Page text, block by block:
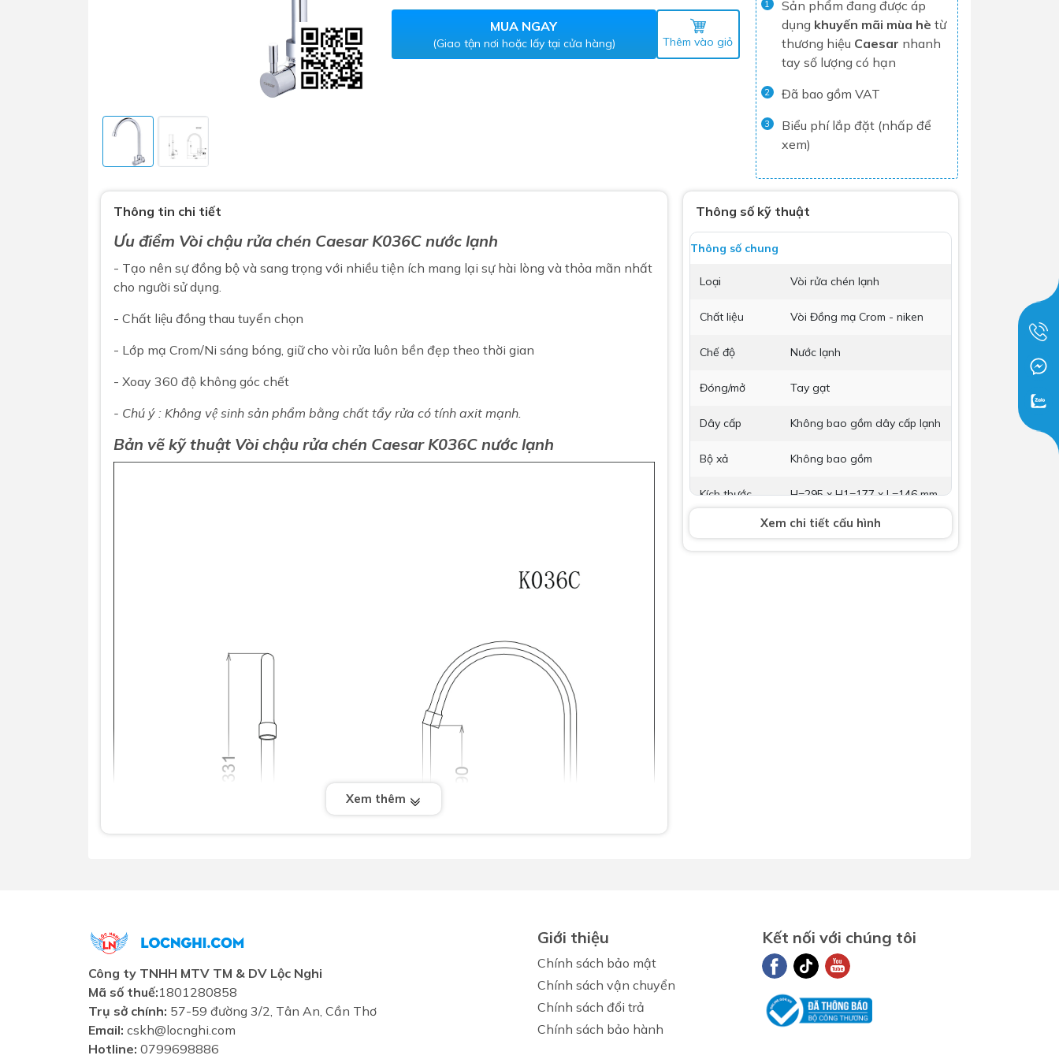
Máy nước nóng gián tiếp
Tủ lạnh
Máy rửa chén
Nồi chiên không dầu
Nồi cơm điện
Gia dụng
Gương nhà vệ sinh - nhà tắm
Máy sấy tay
Nắp bồn cầu
Nắp điện tử
Combo thiết bị vệ sinh chính hãng
Combo Máy nước nóng năng lượng
Lộc Nghi Cần Thơ – Chuyên
Nghiệp và Tận Tâm
Dịch Vụ Lắp Đặt Thiết Bị Ngành
Nghiệp & Uy Tín
Dịch Vụ Lắp Đặt Sen Vòi và Phụ
Chuyên Nghiệp và Tận Tâm
Lavabo Lộc Nghi Cần Thơ –
MUA NGAY
(Giao tận nơi hoặc lấy tại cửa hàng) Thêm vào giỏ
1
Sản phẩm đang được áp
dụng khuyến mãi mùa hè từ
thương hiệu Caesar nhanh
tay số lượng có hạn
2 Đã bao gồm VAT
3
Biểu phí lắp đặt (nhấp để
xem)
Thông số kỹ thuật
Thông số chung
Loại Vòi rửa chén lạnh
Chất liệu Vòi Đồng mạ Crom - niken
Chế độ Nước lạnh
Đóng/mở Tay gạt
Dây cấp Không bao gồm dây cấp lạnh
Bộ xả Không bao gồm
Kích thước H=295 x H1=177 x L=146 mm
Phụ kiện kèm
Phụ kiện lắp đặt.
Xem chi tiết cấu hình
Thông tin chi tiết
Ưu điểm Vòi chậu rửa chén Caesar K036C nước lạnh
- Tạo nên sự đồng bộ và sang trọng với nhiều tiện ích mang lại sự hài lòng và thỏa mãn nhất
cho người sử dụng.
- Chất liệu đồng thau tuyển chọn
- Lớp mạ Crom/Ni sáng bóng, giữ cho vòi rửa luôn bền đẹp theo thời gian
- Xoay 360 độ không góc chết
- Chú ý : Không vệ sinh sản phẩm bằng chất tẩy rửa có tính axit mạnh.
Bản vẽ kỹ thuật Vòi chậu rửa chén CaesarK036C nước lạnh
Xem thêm
Công ty TNHH MTV TM & DV Lộc Nghi
Mã số thuế:1801280858
Trụ sở chính: 57-59 đường 3/2, Tân An, Cần Thơ
Email: cskh@locnghi.com
Hotline: 0799698886
Giới thiệu
Chính sách bảo mật
Chính sách vận chuyển
Chính sách đổi trả
Chính sách bảo hành
Kết nối với chúng tôi